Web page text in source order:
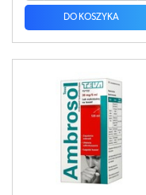
DO KOSZYKA